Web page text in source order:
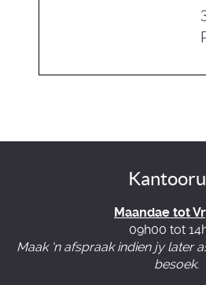
Maandae tot
09h00 tot
Maak 'n afspraak indien jy later
besoek.